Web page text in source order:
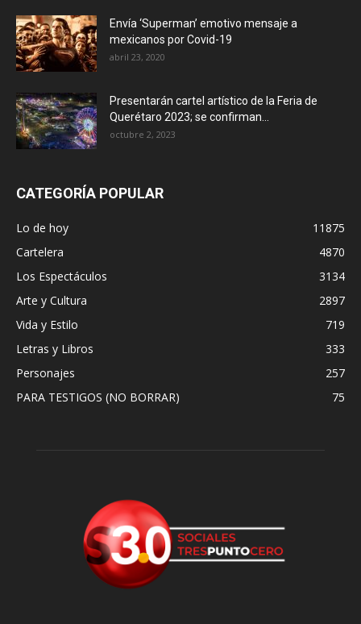
Envía ‘Superman’ emotivo mensaje a
mexicanos por Covid-19
abril 23, 2020
Presentarán cartel artístico de la Feria de
Querétaro 2023; se confirman...
octubre 2, 2023
CATEGORÍA POPULAR
Lo de hoy
11875
Cartelera
4870
Los Espectáculos
3134
Arte y Cultura
2897
Vida y Estilo
719
Letras y Libros
333
Personajes
257
PARA TESTIGOS (NO BORRAR)
75